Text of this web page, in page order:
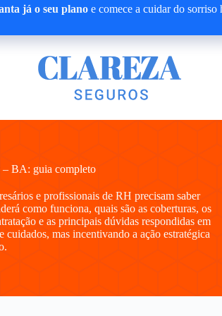
já o seu planoe comece a cuidar do sorriso
– BA: guia completo
e profissionais de RH precisam saber
como funciona, quais são as coberturas, os
e as principais dúvidas respondidas em
mas incentivando a ação estratégica